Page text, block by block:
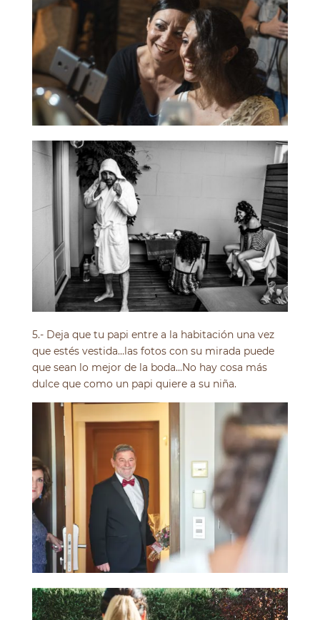
5.- Deja que tu papi entre a la habitación una vez
que estés vestida…las fotos con su mirada puede
que sean lo mejor de la boda…No hay cosa más
dulce que como un papi quiere a su niña.